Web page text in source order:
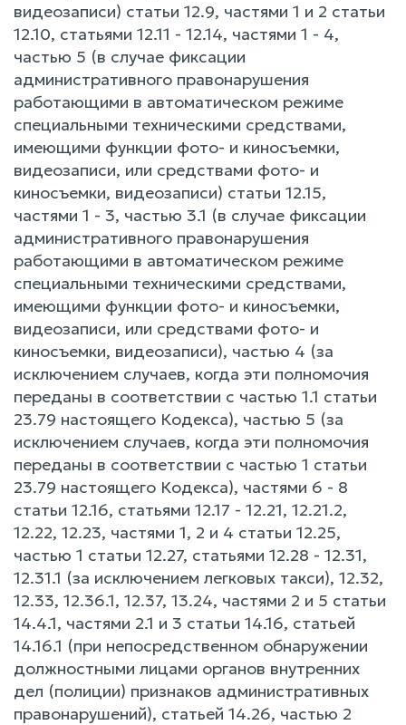
видеозаписи) статьи 12.9, частями 1 и 2 статьи
12.10, статьями 12.11 - 12.14, частями 1 - 4,
частью 5 (в случае фиксации
административного правонарушения
работающими в автоматическом режиме
специальными техническими средствами,
имеющими функции фото- и киносъемки,
видеозаписи, или средствами фото- и
киносъемки, видеозаписи) статьи 12.15,
частями 1 - 3, частью 3.1 (в случае фиксации
административного правонарушения
работающими в автоматическом режиме
специальными техническими средствами,
имеющими функции фото- и киносъемки,
видеозаписи, или средствами фото- и
киносъемки, видеозаписи), частью 4 (за
исключением случаев, когда эти полномочия
переданы в соответствии с частью 1.1 статьи
23.79 настоящего Кодекса), частью 5 (за
исключением случаев, когда эти полномочия
переданы в соответствии с частью 1 статьи
23.79 настоящего Кодекса), частями 6 - 8
статьи 12.16, статьями 12.17 - 12.21, 12.21.2,
12.22, 12.23, частями 1, 2 и 4 статьи 12.25,
частью 1 статьи 12.27, статьями 12.28 - 12.31,
12.31.1 (за исключением легковых такси), 12.32,
12.33, 12.36.1, 12.37, 13.24, частями 2 и 5 статьи
14.4.1, частями 2.1 и 3 статьи 14.16, статьей
14.16.1 (при непосредственном обнаружении
должностными лицами органов внутренних
дел (полиции) признаков административных
правонарушений), статьей 14.26, частью 2